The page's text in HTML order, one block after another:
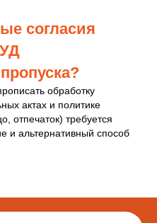
согласия
обработку
актах и политике
отпечаток) требуется
и альтернативный способ